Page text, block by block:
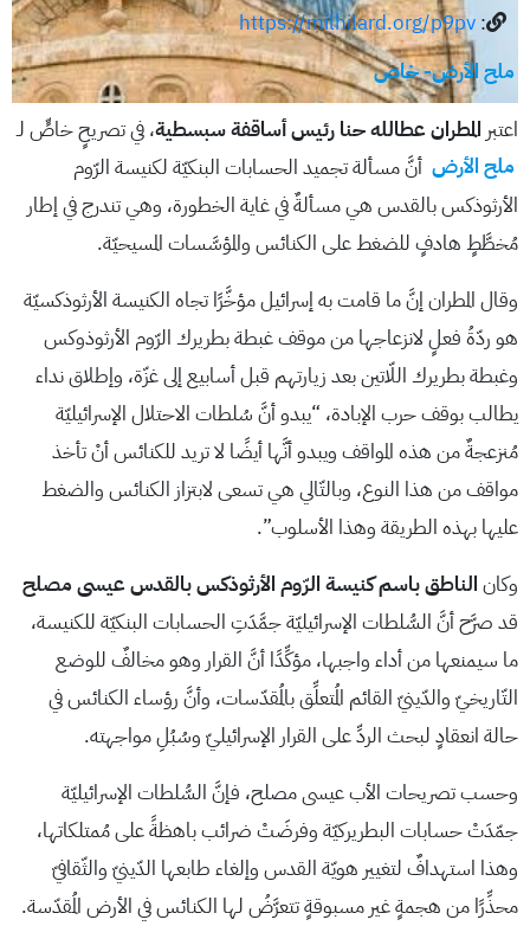
:
https://milhilard.org/p9pv
ملح الأرض- خاص
اعتبر المطران عطالله حنا رئيس أساقفة سبسطية، في تصريحٍ خاصٍّ لـ
ملح الأرض أنَّ مسألة تجميد الحسابات البنكيّة لكنيسة الرّوم
الأرثوذكس بالقدس هي مسألةٌ في غاية الخطورة، وهي تندرج في إطار
مُخطَّطٍ هادفٍ للضغط على الكنائس والمؤسَّسات المسيحيّة.
وقال المطران إنَّ ما قامت به إسرائيل مؤخَّرًا تجاه الكنيسة الأرثوذكسيّة
هو ردّةُ فعلٍ لانزعاجها من موقف غبطة بطريرك الرّوم الأرثوذوكس
وغبطة بطريرك اللّاتين بعد زيارتهم قبل أسابيع إلى غزّة، وإطلاق نداء
يطالب بوقف حرب الإبادة، “يبدو أنَّ سُلطات الاحتلال الإسرائيليّة
مُنزعجةٌ من هذه المواقف ويبدو أنَّها أيضًا لا تريد للكنائس أنْ تأخذ
مواقف من هذا النوع، وبالتّالي هي تسعى لابتزاز الكنائس والضغط
عليها بهذه الطريقة وهذا الأسلوب”.
وكان الناطق باسم كنيسة الرّوم الأرثوذكس بالقدس عيسى مصلح
قد صرَّح أنَّ السُّلطات الإسرائيليّة جمَّدَتِ الحسابات البنكيّة للكنيسة،
ما سيمنعها من أداء واجبها، مؤكِّدًا أنَّ القرار وهو مخالفٌ للوضع
التّاريخيّ والدّينيّ القائم المُتعلِّق بالمُقدّسات، وأنَّ رؤساء الكنائس في
حالة انعقادٍ لبحث الردِّ على القرار الإسرائيليّ وسُبُلِ مواجهته.
وحسب تصريحات الأب عيسى مصلح، فإنَّ السُّلطات الإسرائيليّة
جمّدَتْ حسابات البطريركيّة وفرضَتْ ضرائب باهظةً على مُمتلكاتها،
وهذا استهدافٌ لتغيير هويّة القدس وإلغاء طابعها الدّينيّ والثّقافيّ
محذِّرًا من هجمةٍ غير مسبوقةٍ تتعرَّضُ لها الكنائس في الأرض المُقدّسة.